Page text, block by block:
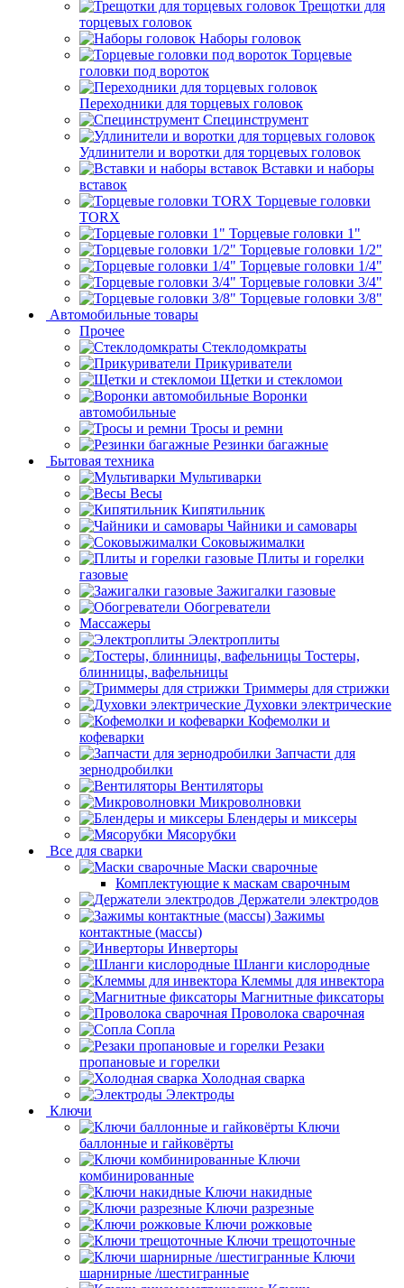
Трещотки для
торцевых головок
Наборы головок
Торцевые
головки под вороток
Переходники для торцевых головок
Специнструмент
Удлинители и воротки для торцевых головок
Вставки и наборы
вставок
Торцевые головки
TORX
Торцевые головки 1"
Торцевые головки 1/2"
Торцевые головки 1/4"
Торцевые головки 3/4"
Торцевые головки 3/8"
Автомобильные товары
Прочее
Стеклодомкраты
Прикуриватели
Щетки и стекломои
Воронки
автомобильные
Тросы и ремни
Резинки багажные
Бытовая техника
Мультиварки
Весы
Кипятильник
Чайники и самовары
Соковыжималки
Плиты и горелки
газовые
Зажигалки газовые
Обогреватели
Массажеры
Электроплиты
Тостеры,
блинницы, вафельницы
Триммеры для стрижки
Духовки электрические
Кофемолки и
кофеварки
Запчасти для
зернодробилки
Вентиляторы
Микроволновки
Блендеры и миксеры
Мясорубки
Все для сварки
Маски сварочные
Комплектующие к маскам сварочным
Держатели электродов
Зажимы
контактные (массы)
Инверторы
Шланги кислородные
Клеммы для инвектора
Магнитные фиксаторы
Проволока сварочная
Сопла
Резаки
пропановые и горелки
Холодная сварка
Электроды
Ключи
Ключи
баллонные и гайковёрты
Ключи
комбинированные
Ключи накидные
Ключи разрезные
Ключи рожковые
Ключи трещоточные
Ключи
шарнирные /шестигранные